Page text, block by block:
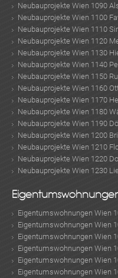
Neubauprojekte Wien 1090
Neubauprojekte Wien 1100
Neubauprojekte Wien 1110
Neubauprojekte Wien 1120
Neubauprojekte Wien 1130
Neubauprojekte Wien 1140
Neubauprojekte Wien 1150
Neubauprojekte Wien 1160
Neubauprojekte Wien 1170
Neubauprojekte Wien 1180
Neubauprojekte Wien 1190
Neubauprojekte Wien 1200
Neubauprojekte Wien 1210
Neubauprojekte Wien 1220
Neubauprojekte Wien 1230
Eigentumswohnungen Wien
Eigentumswohnungen Wien
Eigentumswohnungen Wien
Eigentumswohnungen Wien
Eigentumswohnungen Wien
Eigentumswohnungen Wien